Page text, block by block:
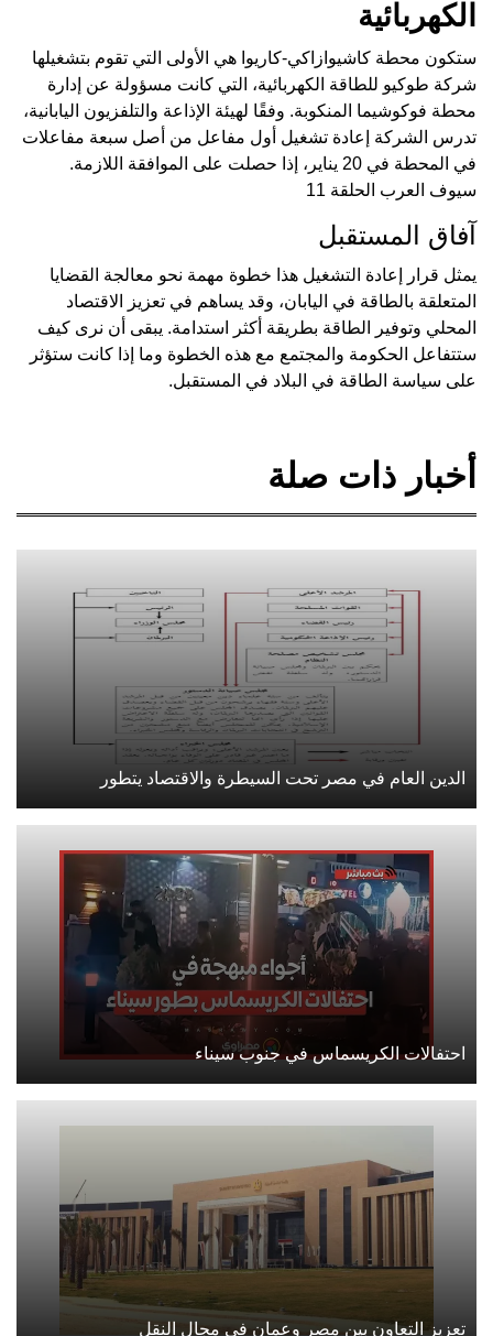
الكهربائية
ستكون محطة كاشيوازاكي-كاريوا هي الأولى التي تقوم بتشغيلها
شركة طوكيو للطاقة الكهربائية، التي كانت مسؤولة عن إدارة
محطة فوكوشيما المنكوبة. وفقًا لهيئة الإذاعة والتلفزيون اليابانية،
تدرس الشركة إعادة تشغيل أول مفاعل من أصل سبعة مفاعلات
في المحطة في 20 يناير، إذا حصلت على الموافقة اللازمة.
سيوف العرب الحلقة 11
آفاق المستقبل
يمثل قرار إعادة التشغيل هذا خطوة مهمة نحو معالجة القضايا
المتعلقة بالطاقة في اليابان، وقد يساهم في تعزيز الاقتصاد
المحلي وتوفير الطاقة بطريقة أكثر استدامة. يبقى أن نرى كيف
ستتفاعل الحكومة والمجتمع مع هذه الخطوة وما إذا كانت ستؤثر
على سياسة الطاقة في البلاد في المستقبل.
أخبار ذات صلة
الدين العام في مصر تحت السيطرة والاقتصاد يتطور
احتفالات الكريسماس في جنوب سيناء
تعزيز التعاون بين مصر وعمان في مجال النقل